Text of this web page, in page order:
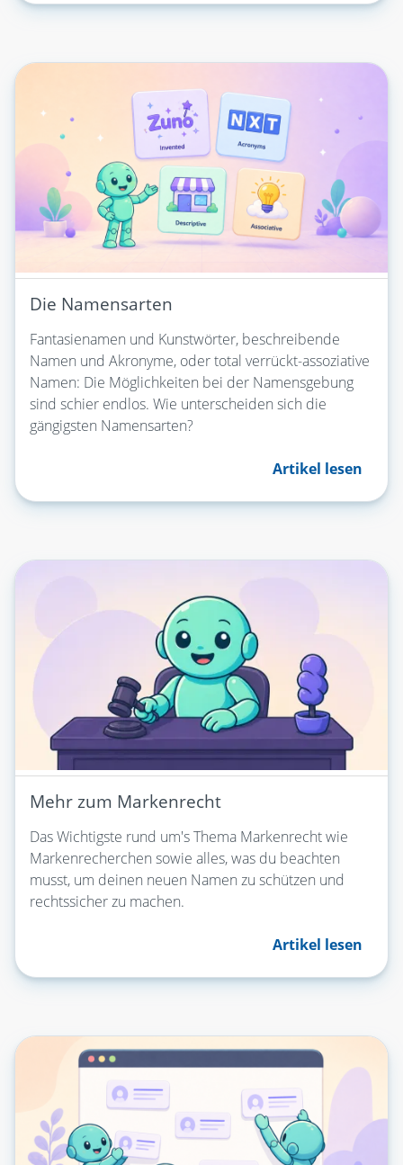
Die Namensarten
Fantasienamen und Kunstwörter, beschreibende
Namen und Akronyme, oder total verrückt-assoziative
Namen: Die Möglichkeiten bei der Namensgebung
sind schier endlos. Wie unterscheiden sich die
gängigsten Namensarten?
Artikel lesen
Mehr zum Markenrecht
Das Wichtigste rund um's Thema Markenrecht wie
Markenrecherchen sowie alles, was du beachten
musst, um deinen neuen Namen zu schützen und
rechtssicher zu machen.
Artikel lesen